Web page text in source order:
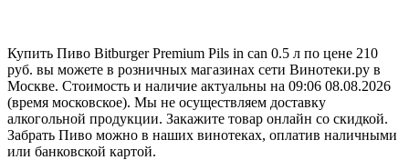
Купить Пиво Bitburger Premium Pils in can 0.5 л по цене 210
руб. вы можете в розничных магазинах сети Винотеки.ру в
Москве. Стоимость и наличие актуальны на 09:06 08.08.2026
(время московское). Мы не осуществляем доставку
алкогольной продукции. Закажите товар онлайн со скидкой.
Забрать Пиво можно в наших винотеках, оплатив наличными
или банковской картой.